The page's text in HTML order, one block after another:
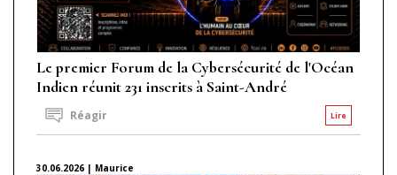
Le premier Forum de la Cybersécurité de l'Océan
Indien réunit 231 inscrits à Saint-André
Lire
Réagir
30.06.2026 | Maurice